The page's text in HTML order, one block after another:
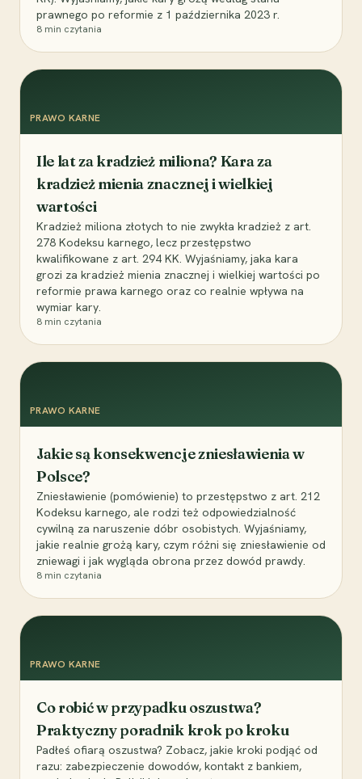
prawnego po reformie z 1 października 2023 r.
8 min czytania
PRAWO KARNE
Ile lat za kradzież miliona? Kara za
kradzież mienia znacznej i wielkiej
wartości
Kradzież miliona złotych to nie zwykła kradzież z art.
278 Kodeksu karnego, lecz przestępstwo
kwalifikowane z art. 294 KK. Wyjaśniamy, jaka kara
grozi za kradzież mienia znacznej i wielkiej wartości po
reformie prawa karnego oraz co realnie wpływa na
wymiar kary.
8 min czytania
PRAWO KARNE
Jakie są konsekwencje zniesławienia w
Polsce?
Zniesławienie (pomówienie) to przestępstwo z art. 212
Kodeksu karnego, ale rodzi też odpowiedzialność
cywilną za naruszenie dóbr osobistych. Wyjaśniamy,
jakie realnie grożą kary, czym różni się zniesławienie od
zniewagi i jak wygląda obrona przez dowód prawdy.
8 min czytania
PRAWO KARNE
Co robić w przypadku oszustwa?
Praktyczny poradnik krok po kroku
Padłeś ofiarą oszustwa? Zobacz, jakie kroki podjąć od
razu: zabezpieczenie dowodów, kontakt z bankiem,